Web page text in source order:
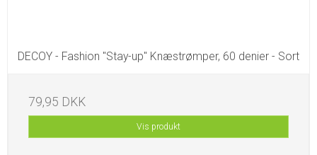
DECOY - Fashion "Stay-up" Knæstrømper, 60 denier - Sort
79,95 DKK
Vis produkt